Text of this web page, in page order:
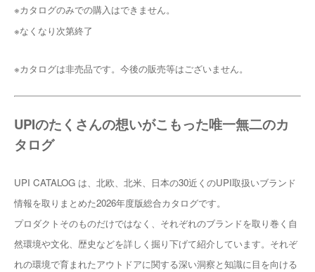
※カタログのみでの購入はできません。
※なくなり次第終了
※カタログは非売品です。今後の販売等はございません。
UPIのたくさんの想いがこもった唯一無二のカ
タログ
UPI CATALOG は、北欧、北米、日本の30近くのUPI取扱いブランド
情報を取りまとめた2026年度版総合カタログです。
プロダクトそのものだけではなく、それぞれのブランドを取り巻く自
然環境や文化、歴史などを詳しく掘り下げて紹介しています。それぞ
れの環境で育まれたアウトドアに関する深い洞察と知識に目を向ける